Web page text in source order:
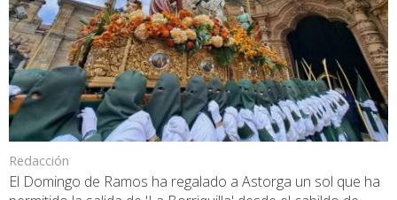
Redacción
El Domingo de Ramos ha regalado a Astorga un sol que ha